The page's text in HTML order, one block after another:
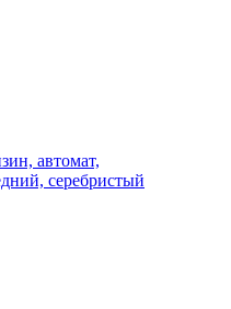
автомат,
серебристый